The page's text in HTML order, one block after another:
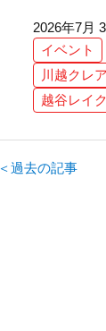
2026年7月
イベント
川越クレ
越谷レイ
＜過去の記事